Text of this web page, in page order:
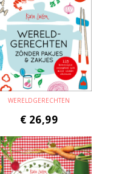
WERELDGERECHTEN
€ 26,99